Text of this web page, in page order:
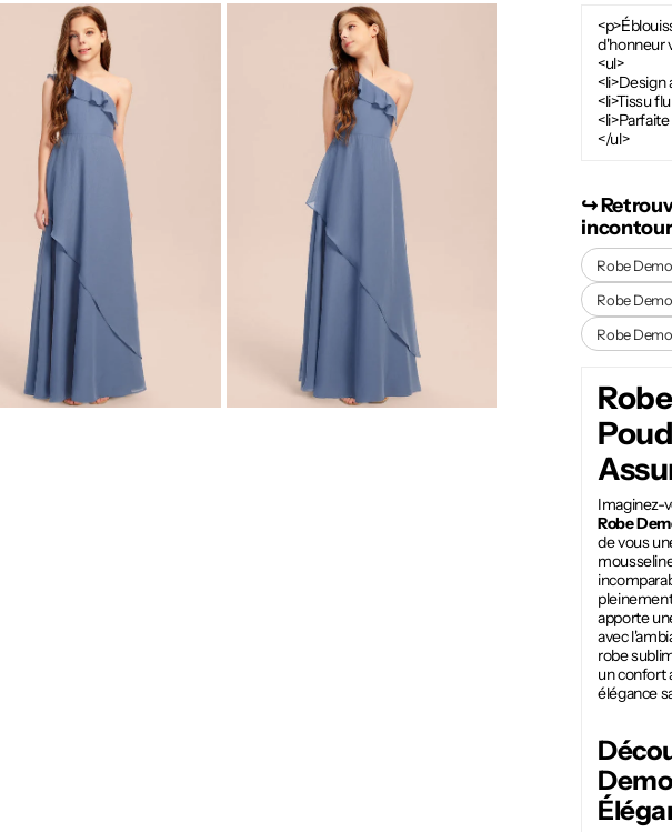
d'honneur
<ul>
<li>Design
<li>Tissu
</ul>
↪︎
Robe
Robe
Robe
Imaginez-
Robe
de vous
apporte
avec
robe
un confort
élégance